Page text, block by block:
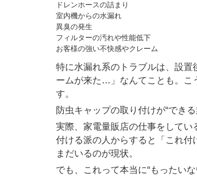
ドレンホースの詰まり
室内機からの水漏れ
異臭の発生
フィルターの汚れや性能低下
お客様の強い不快感やクレーム
特に水漏れ系のトラブルは、設
ームが来た…」なんてことも。こ
す。
防虫キャップの取り付けが“でき
実際、家電量販店の仕事をしてい
付ける派の人からすると「これ
まだいるのが現状。
でも、これって本当に“もったいな